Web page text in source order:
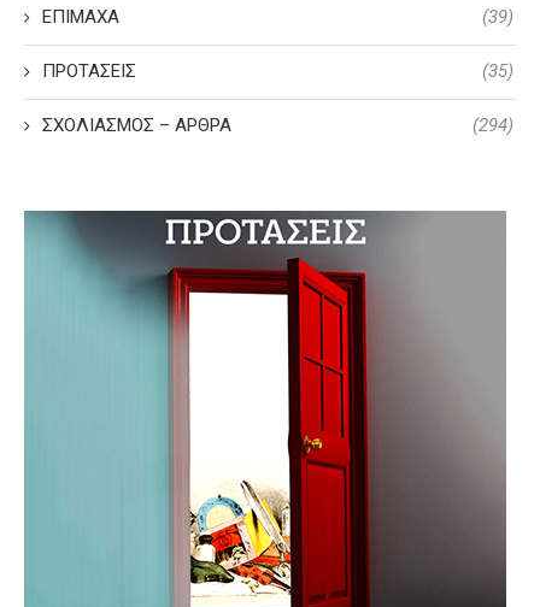
ΕΠΙΜΑΧΑ (39)
ΠΡΟΤΑΣΕΙΣ (35)
ΣΧΟΛΙΑΣΜΟΣ – ΑΡΘΡΑ (294)